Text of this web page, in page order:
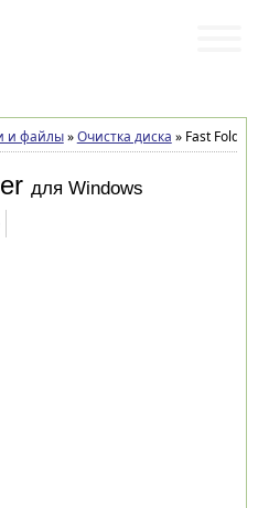
и файлы»Очистка диска »Fast Folder
для Windows